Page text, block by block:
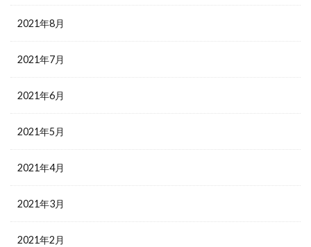
2021年8月
2021年7月
2021年6月
2021年5月
2021年4月
2021年3月
2021年2月